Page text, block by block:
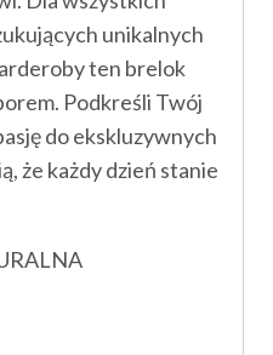
unikalnych
ten brelok
Podkreśli Twój
do ekskluzywnych
że każdy dzień stanie